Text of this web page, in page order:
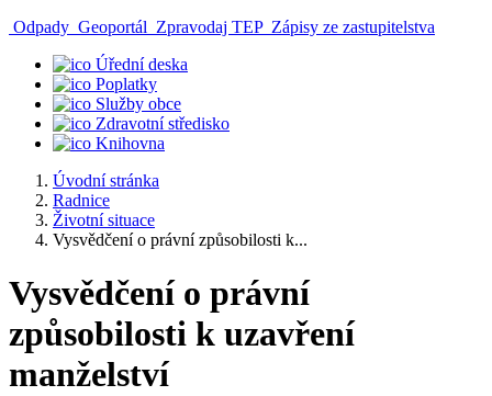
Odpady Geoportál Zpravodaj TEP Zápisy ze zastupitelstva
Úřední deska
Poplatky
Služby obce
Zdravotní středisko
Knihovna
Úvodní stránka
Radnice
Životní situace
Vysvědčení o právní způsobilosti k...
Vysvědčení o právní
způsobilosti k uzavření
manželství